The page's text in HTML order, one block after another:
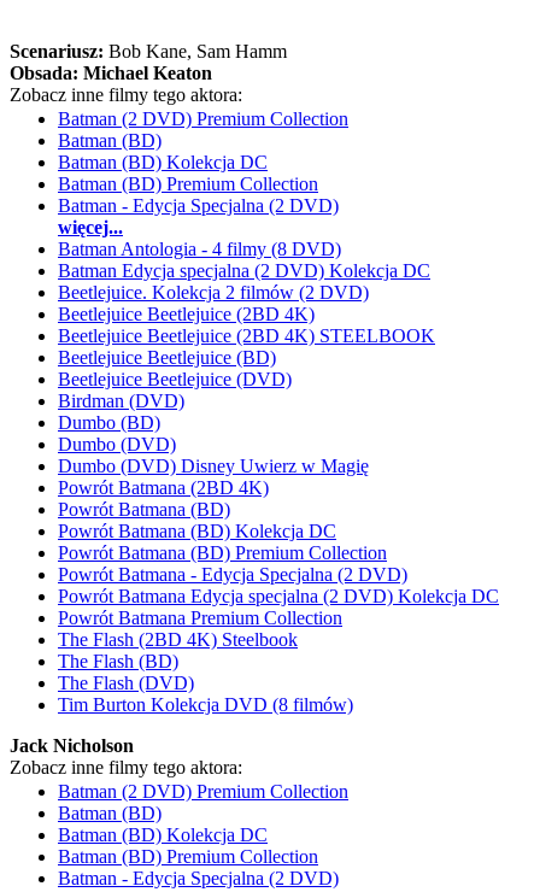
Scenariusz: Bob Kane, Sam Hamm
Obsada: Michael Keaton
Zobacz inne filmy tego aktora:
Batman (2 DVD) Premium Collection
Batman (BD)
Batman (BD) Kolekcja DC
Batman (BD) Premium Collection
Batman - Edycja Specjalna (2 DVD)
więcej...
Batman Antologia - 4 filmy (8 DVD)
Batman Edycja specjalna (2 DVD) Kolekcja DC
Beetlejuice. Kolekcja 2 filmów (2 DVD)
Beetlejuice Beetlejuice (2BD 4K)
Beetlejuice Beetlejuice (2BD 4K) STEELBOOK
Beetlejuice Beetlejuice (BD)
Beetlejuice Beetlejuice (DVD)
Birdman (DVD)
Dumbo (BD)
Dumbo (DVD)
Dumbo (DVD) Disney Uwierz w Magię
Powrót Batmana (2BD 4K)
Powrót Batmana (BD)
Powrót Batmana (BD) Kolekcja DC
Powrót Batmana (BD) Premium Collection
Powrót Batmana - Edycja Specjalna (2 DVD)
Powrót Batmana Edycja specjalna (2 DVD) Kolekcja DC
Powrót Batmana Premium Collection
The Flash (2BD 4K) Steelbook
The Flash (BD)
The Flash (DVD)
Tim Burton Kolekcja DVD (8 filmów)
Jack Nicholson
Zobacz inne filmy tego aktora:
Batman (2 DVD) Premium Collection
Batman (BD)
Batman (BD) Kolekcja DC
Batman (BD) Premium Collection
Batman - Edycja Specjalna (2 DVD)